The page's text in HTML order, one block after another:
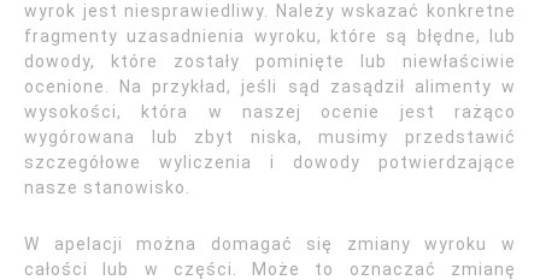
wyrok jest niesprawiedliwy. Należy wskazać konkretne
fragmenty uzasadnienia wyroku, które są błędne, lub
dowody, które zostały pominięte lub niewłaściwie
ocenione. Na przykład, jeśli sąd zasądził alimenty w
wysokości, która w naszej ocenie jest rażąco
wygórowana lub zbyt niska, musimy przedstawić
szczegółowe wyliczenia i dowody potwierdzające
nasze stanowisko.
W apelacji można domagać się zmiany wyroku w
całości lub w części. Może to oznaczać zmianę